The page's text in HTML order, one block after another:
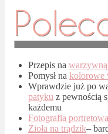
Przepis na
Pomysł na kolorowe
Wprawdzie już po
patyku z pewnością
każdemu
Fotografia portretowa
Zioła na trądzik–